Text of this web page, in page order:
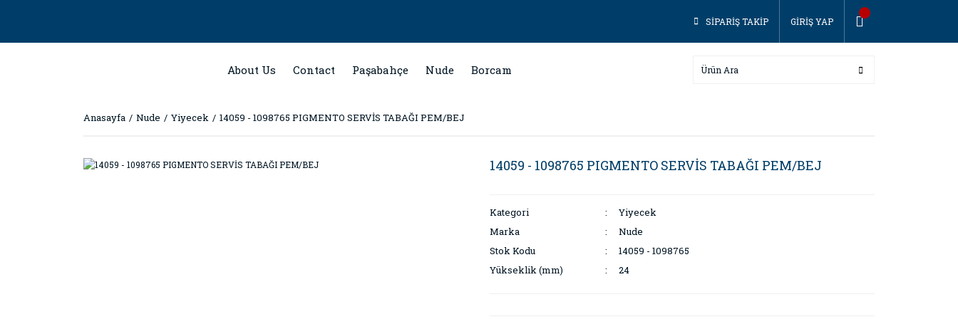
SİPARİŞ TAKİP GİRİŞ YAP
About Us Contact Paşabahçe Nude Borcam
Anasayfa Nude Yiyecek 14059 - 1098765 PIGMENTO SERVİS TABAĞI PEM/BEJ
14059 - 1098765 PIGMENTO SERVİS TABAĞI PEM/BEJ
Kategori
Yiyecek
Marka
Nude
Stok Kodu
14059 - 1098765
Yükseklik (mm)
24